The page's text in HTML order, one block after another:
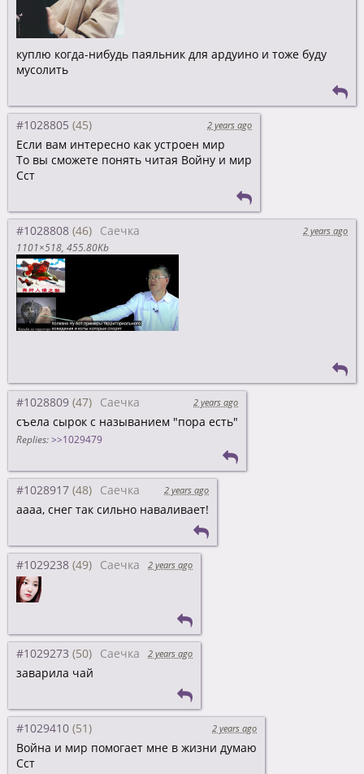
куплю когда-нибудь паяльник для ардуино и тоже буду
мусолить
#1028805 2 years ago
Если вам интересно как устроен мир
То вы сможете понять читая Войну и мир
Сст
#1028808 Саечка
2 years ago
1101×518 455.80Kb
#1028809 Саечка 2 years ago
съела сырок с называнием "пора есть"
Replies: >>1029479
#1028917 Саечка 2 years ago
аааа, снег так сильно наваливает!
#1029238 Саечка 2 years ago
#1029273 Саечка 2 years ago
заварила чай
#1029410 2 years ago
Война и мир помогает мне в жизни думаю
Сст